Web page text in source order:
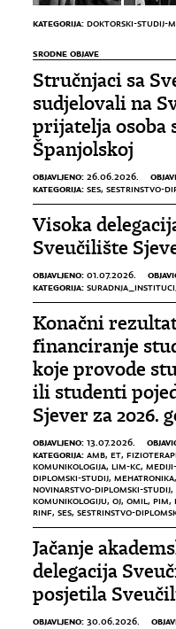
KATEGORIJA: DOKTORSKI-STUDIJ-
SRODNE OBJAVE
Stručnjaci sa
sudjelovali na
prijatelja osoba
Španjolskoj
OBJAVLJENO: 26.06.2026.
KATEGORIJA: SES, SESTRINSTVO-
Visoka
Sveučilište
OBJAVLJENO: 01.07.2026.
KATEGORIJA:
Konačni
financiranje
koje provode
ili studenti
Sjever za 2026.
OBJAVLJENO: 13.07.2026.
KATEGORIJA: AMB, ET,
KOMUNIKOLOGIJA, LIM-KC,
DIPLOMSKI-STUDIJ, MEHATRONIKA,
NOVINARSTVO-DIPLOMSKI-STUDIJ,
KOMUNIKOLOGIJU, OJ, OMIL, PIM,
RINF, SES, SESTRINSTVO-
Jačanje
delegacija
posjetila
OBJAVLJENO: 30.06.2026.